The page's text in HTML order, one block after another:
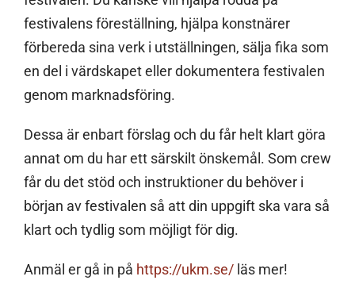
festivalens föreställning, hjälpa konstnärer
förbereda sina verk i utställningen, sälja fika som
en del i värdskapet eller dokumentera festivalen
genom marknadsföring.
Dessa är enbart förslag och du får helt klart göra
annat om du har ett särskilt önskemål. Som crew
får du det stöd och instruktioner du behöver i
början av festivalen så att din uppgift ska vara så
klart och tydlig som möjligt för dig.
Anmäl er gå in på https://ukm.se/ läs mer!